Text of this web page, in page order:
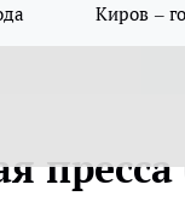
Киров –
пресса